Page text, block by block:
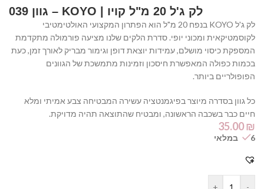
לק ג'ל 20 מ"ל קויו | KOYO – גוון 039
לק ג'ל KOYO בנפח 20 מ"ל הוא הפתרון המקצועי האולטימטיבי
לקוסמטיקאית ומכוני יופי. סדרת הלקים שלנו מציעה פורמולה מתקדמת
המספקת כיסוי מושלם, עמידות יוצאת דופן וגימור מבריק לאורך זמן, כעת
בכמות כפולה המאפשרת חיסכון וזמינות מתמשכת של הגוונים
הפופולריים ביותר.
כל גוון בסדרה מיוצר בפיגמנטציה עשירה המבטיחה צבע אמיתי ומלא
חיים כבר בשכבה הראשונה, ומבטיח שהתוצאה תהיה מדויקת.
35.00₪
6 במלאי